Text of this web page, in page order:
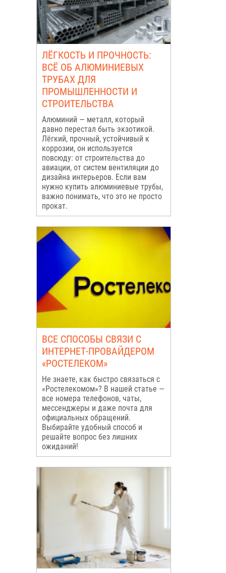
ЛЁГКОСТЬ И ПРОЧНОСТЬ:
ВСЁ ОБ АЛЮМИНИЕВЫХ
ТРУБАХ ДЛЯ
ПРОМЫШЛЕННОСТИ И
СТРОИТЕЛЬСТВА
Алюминий — металл, который
давно перестал быть экзотикой.
Лёгкий, прочный, устойчивый к
коррозии, он используется
повсюду: от строительства до
авиации, от систем вентиляции до
дизайна интерьеров. Если вам
нужно купить алюминиевые трубы,
важно понимать, что это не просто
прокат.
ВСЕ СПОСОБЫ СВЯЗИ С
ИНТЕРНЕТ-ПРОВАЙДЕРОМ
«РОСТЕЛЕКОМ»
Не знаете, как быстро связаться с
«Ростелекомом»? В нашей статье —
все номера телефонов, чаты,
мессенджеры и даже почта для
официальных обращений.
Выбирайте удобный способ и
решайте вопрос без лишних
ожиданий!